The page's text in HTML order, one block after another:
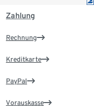
Zahlung
Rechnung
Kreditkarte
PayPal
Vorauskasse